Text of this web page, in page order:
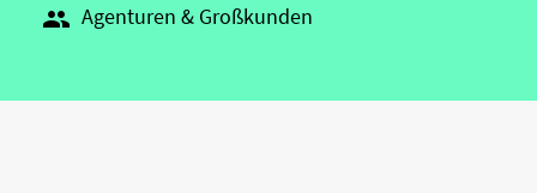
 Agenturen & Großkunden